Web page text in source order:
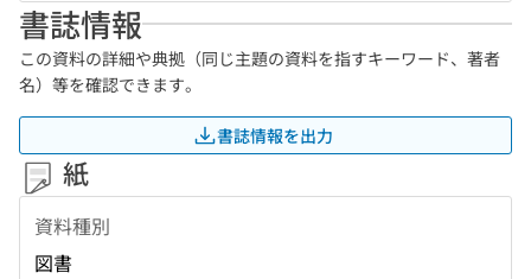
書誌情報
この資料の詳細や典拠（同じ主題の資料を指すキーワード、著者
名）等を確認できます。
書誌情報を出力
紙
資料種別
図書